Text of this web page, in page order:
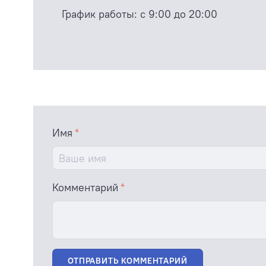
График работы: с 9:00 до 20:00
Имя
Комментарий
ОТПРАВИТЬ КОММЕНТАРИЙ